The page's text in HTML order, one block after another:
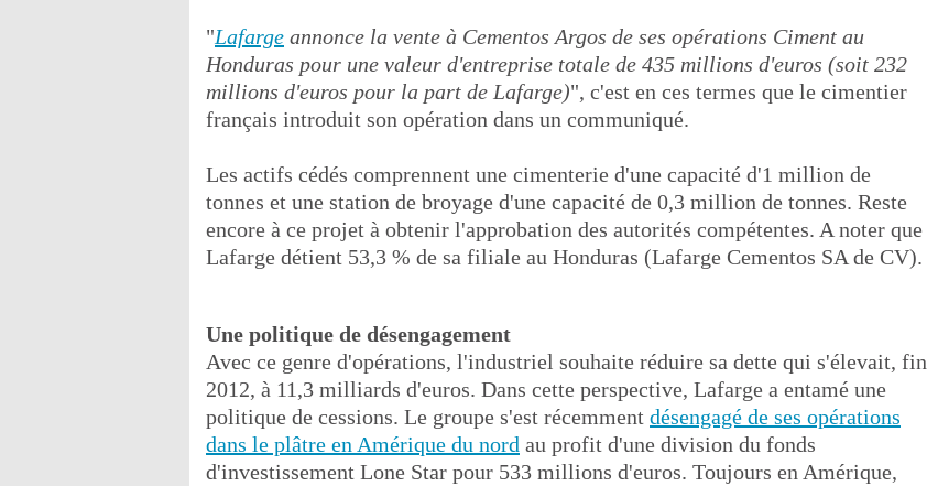
"Lafarge annonce la vente à Cementos Argos de ses opérations Ciment au
Honduras pour une valeur d'entreprise totale de 435 millions d'euros (soit 232
millions d'euros pour la part de Lafarge)", c'est en ces termes que le cimentier
français introduit son opération dans un communiqué.
Les actifs cédés comprennent une cimenterie d'une capacité d'1 million de
tonnes et une station de broyage d'une capacité de 0,3 million de tonnes. Reste
encore à ce projet à obtenir l'approbation des autorités compétentes. A noter que
Lafarge détient 53,3 % de sa filiale au Honduras (Lafarge Cementos SA de CV).
Une politique de désengagement
Avec ce genre d'opérations, l'industriel souhaite réduire sa dette qui s'élevait, fin
2012, à 11,3 milliards d'euros. Dans cette perspective, Lafarge a entamé une
politique de cessions. Le groupe s'est récemment désengagé de ses opérations
dans le plâtre en Amérique du nord au profit d'une division du fonds
d'investissement Lone Star pour 533 millions d'euros. Toujours en Amérique,